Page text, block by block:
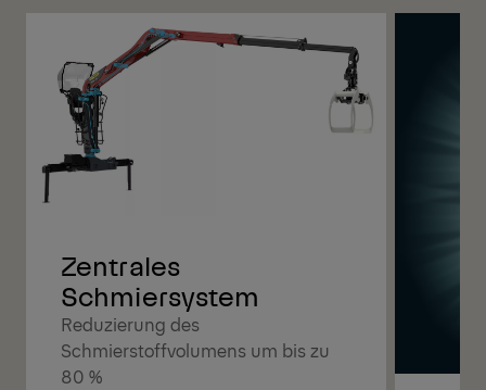
Zentrales
Schmiersystem
Reduzierung des
Schmierstoffvolumens um bis zu
80 %